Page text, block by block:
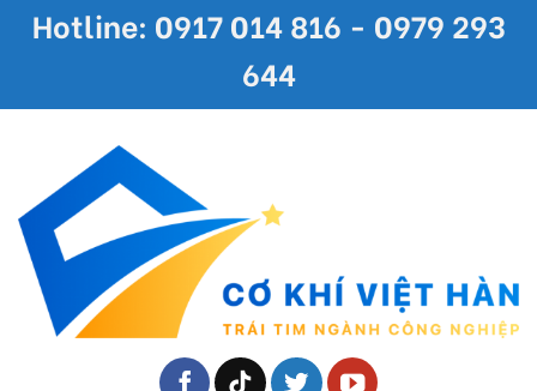
Hotline: 0917 014 816 - 0979 293
644